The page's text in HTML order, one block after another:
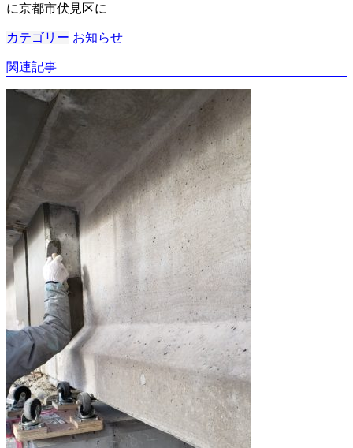
に京都市伏見区に
カテゴリー お知らせ
関連記事